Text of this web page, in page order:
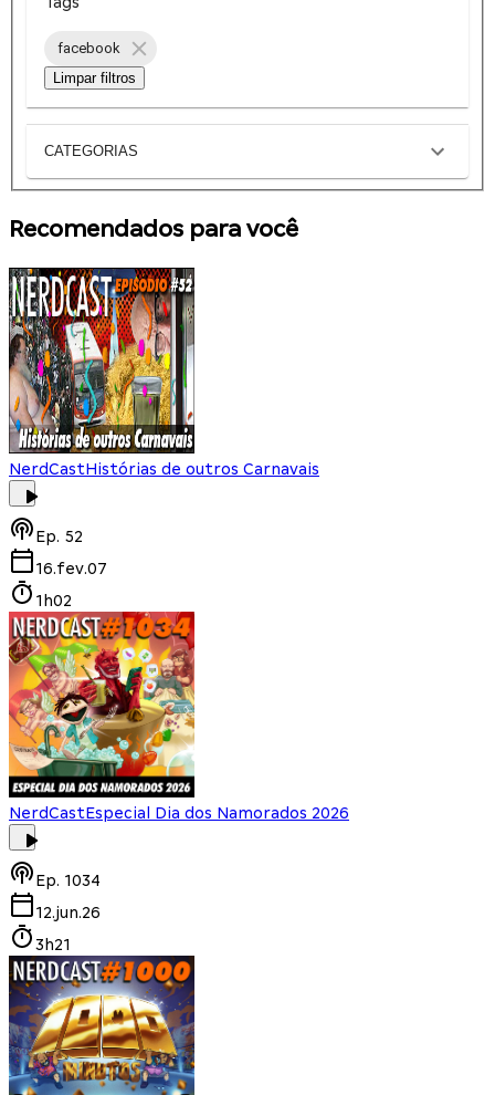
facebook
Limpar filtros
CATEGORIAS
Recomendados para você
NerdCastHistórias de outros Carnavais
Ep. 52
16.fev.07
1h02
NerdCastEspecial Dia dos Namorados 2026
Ep. 1034
12.jun.26
3h21